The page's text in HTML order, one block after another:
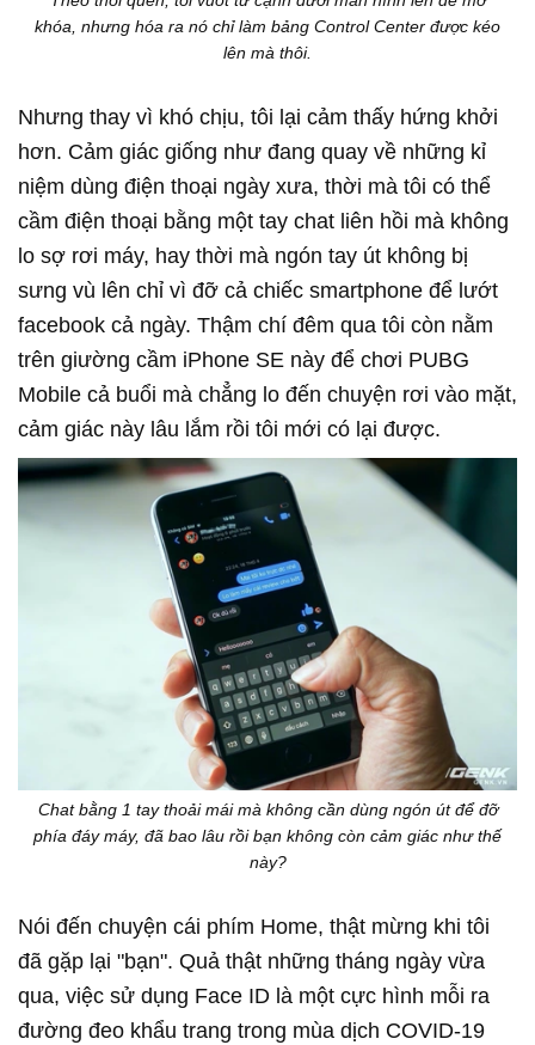
khóa, nhưng hóa ra nó chỉ làm bảng Control Center được kéo
lên mà thôi.
Nhưng thay vì khó chịu, tôi lại cảm thấy hứng khởi
hơn. Cảm giác giống như đang quay về những kỉ
niệm dùng điện thoại ngày xưa, thời mà tôi có thể
cầm điện thoại bằng một tay chat liên hồi mà không
lo sợ rơi máy, hay thời mà ngón tay út không bị
sưng vù lên chỉ vì đỡ cả chiếc smartphone để lướt
facebook cả ngày. Thậm chí đêm qua tôi còn nằm
trên giường cầm iPhone SE này để chơi PUBG
Mobile cả buổi mà chẳng lo đến chuyện rơi vào mặt,
cảm giác này lâu lắm rồi tôi mới có lại được.
Chat bằng 1 tay thoải mái mà không cần dùng ngón út để đỡ
phía đáy máy, đã bao lâu rồi bạn không còn cảm giác như thế
này?
Nói đến chuyện cái phím Home, thật mừng khi tôi
đã gặp lại "bạn". Quả thật những tháng ngày vừa
qua, việc sử dụng Face ID là một cực hình mỗi ra
đường đeo khẩu trang trong mùa dịch COVID-19